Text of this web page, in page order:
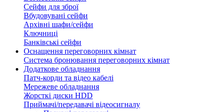
Сейфи для зброї
Вбудовувані сейфи
Архівні шафи/сейфи
Ключниці
Банківські сейфи
Оснащення переговорних кімнат
Система бронювання переговорних кімнат
Додаткове обладнання
Патч-корди та відео кабелі
Мережеве обладнання
Жорсткі диски HDD
Приймачі/передавачі відеосигналу